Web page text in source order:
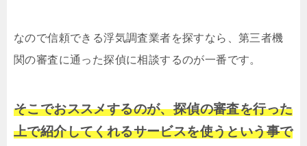
なので信頼できる浮気調査業者を探すなら、第三者機
関の審査に通った探偵に相談するのが一番です。
そこでおススメするのが、探偵の審査を行った
上で紹介してくれるサービスを使うという事で